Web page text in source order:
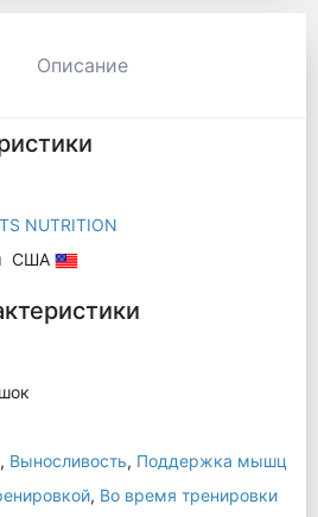
Описание
NUTRITION
США
, Выносливость, Поддержка мышц
, Во время тренировки